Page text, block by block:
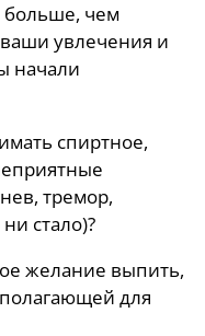
больше, чем
увлечения и
начали
спиртное,
тремор,
стало)?
желание выпить,
для